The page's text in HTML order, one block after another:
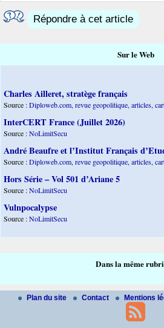
Répondre à cet article
Sur le Web
Charles Ailleret, stratège français
Source :Diploweb.com, revue geopolitique, articles,
InterCERT France (Juillet 2026)
Source :NoLimitSecu
André Beaufre et l’Institut Français
Source :Diploweb.com, revue geopolitique, articles,
Hors Série – Vol 501 d’Ariane 5
Source :NoLimitSecu
Vulnpocalypse
Source :NoLimitSecu
Dans la même
Plan du site Contact Mentions